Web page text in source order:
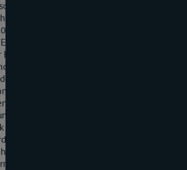
Mängel
den Unfall sei ihr ein Gesamtschaden in
DM entstanden.
sei mit der bei Überholmanövern auf
üblichen Geschwindigkeit
nichts geschehe. Der Unfall
Führung von MY „A." zurückzuführen.
dass das Boot mit zusätzlichen
worden sei, die zu einer Verlagerung des
nach oben geführt hätten, wodurch
geworden und ihre Stabilität
sei.
lagen - ebenso wie dem Senat -
sowie die Akten des